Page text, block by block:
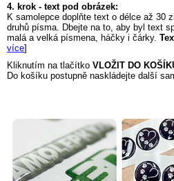
4. krok - text pod obrázek:
K samolepce doplňte text o délce až 30
druhů písma. Dbejte na to, aby byl text
malá a velká písmena, háčky i čárky.
více]
Kliknutím na tlačítko VLOŽIT DO
Do košíku postupně naskládejte další